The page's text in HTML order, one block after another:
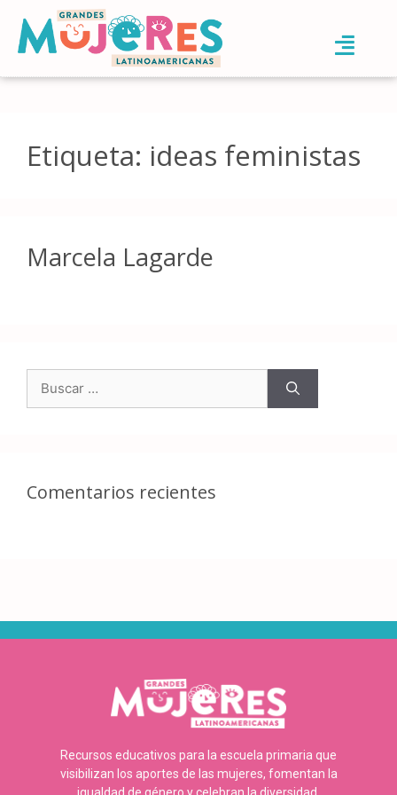
Etiqueta: ideas feministas
Marcela Lagarde
Comentarios recientes
Recursos educativos para la escuela primaria que
visibilizan los aportes de las mujeres, fomentan la
igualdad de género y celebran la diversidad.